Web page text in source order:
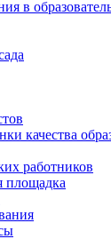
в
качества
работников
площадка